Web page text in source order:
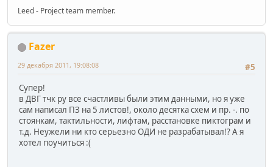
Leed - Project team member.
Fazer
#5
29 декабря 2011, 19:08:08
Супер!
в ДВГ тчк ру все счастливы были этим данными, но я уже
сам написал ПЗ на 5 листов!, около десятка схем и пр. -. по
стоянкам, тактильности, лифтам, расстановке пиктограм и
т.д. Неужели ни кто серьезно ОДИ не разрабатывал!? А я
хотел поучиться :(